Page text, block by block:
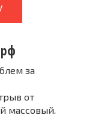
за
от
массовый.